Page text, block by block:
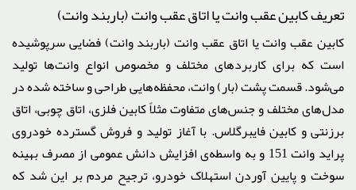
تعریف کابین عقب وانت یا اتاق عقب وانت (باربند وانت)
کابین عقب وانت یا اتاق عقب وانت (باربند وانت) فضایی سرپوشیده
است که برای کاربرد‌های مختلف و مخصوص انواع وانت‌ها تولید
می‌شود. قسمت پشت (بار) وانت، محفظه‌هایی طراحی و ساخته شده در
مدل‌های مختلف و جنس‌های متفاوت مثلاً کابین فلزی، اتاق چوبی، اتاق
برزنتی و کابین فایبرگلاس. با آغاز تولید و فروش گسترده خودروی
پراید وانت 151 و به واسطه‌ی افزایش دانش عمومی از مصرف بهینه
سوخت و پایین آوردن استهلاک خودرو، ترجیح مردم بر این شد که